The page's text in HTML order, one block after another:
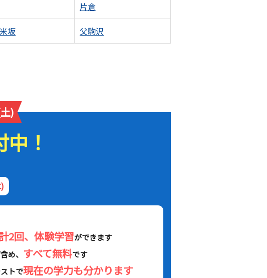
片倉
坂 父駒沢
)
！
2回、体験学習ができます
め、 すべて無料です
トで現在の学力も分かります